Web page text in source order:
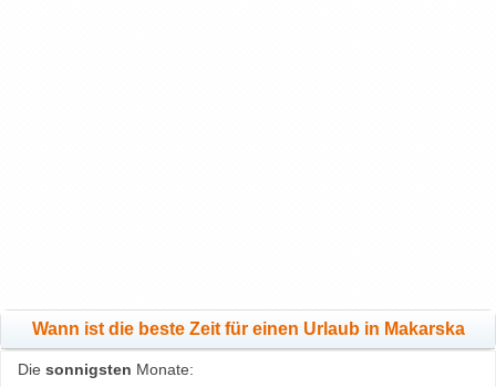
Wann ist die beste Zeit für einen Urlaub in Makarska
Die sonnigsten Monate: